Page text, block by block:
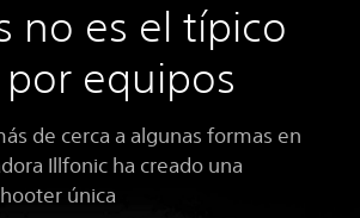
no es el típico
equipos
de cerca a algunas formas en
Illfonic ha creado una
única